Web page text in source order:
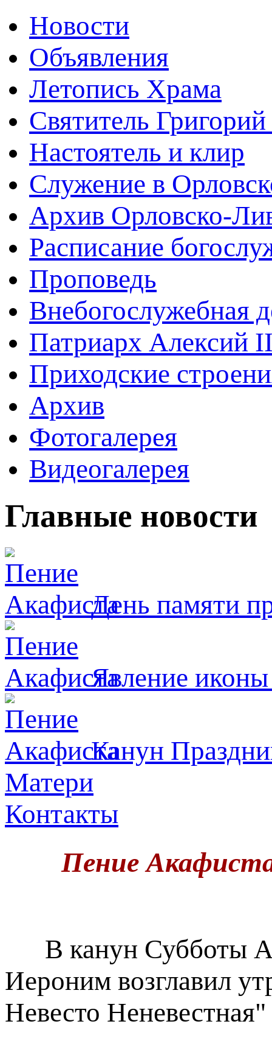
Новости
Объявления
Летопись Храма
Святитель
Настоятель и клир
Служение в
Архив Орловско-
Расписание
Проповедь
Внебогослужебная
Патриарх Алексий
Приходские
Архив
Фотогалерея
Видеогалерея
Главные новости
День памяти
Явлeние
Канун
Матери
Контакты
Пение
В канун Субботы
Иероним возглавил
Невесто